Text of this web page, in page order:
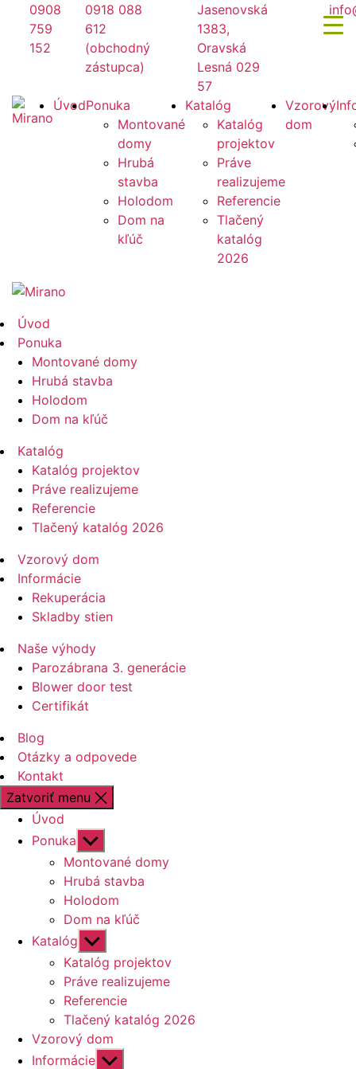
Preskočiť
obsah
0908
759
152
0918 088
612
(obchodný
zástupca)
Jasenovská
1383,
Oravská
Lesná 029
57
Mirano
ÚvodPonuka
Montované
domy
Hrubá
stavba
Holodom
Dom na
kľúč
Katalóg
Katalóg
projektov
Práve
realizujeme
Referencie
Tlačený
katalóg
2026
Vzorový
dom
Úvod
Ponuka
Montované domy
Hrubá stavba
Holodom
Dom na kľúč
Katalóg
Katalóg projektov
Práve realizujeme
Referencie
Tlačený katalóg 2026
Vzorový dom
Informácie
Rekuperácia
Skladby stien
Naše výhody
Parozábrana 3. generácie
Blower door test
Certifikát
Blog
Otázky a odpovede
Kontakt
Zatvoriť menu
Úvod
Ponuka Zobraziť
druhú
úroveň
navigácie
Montované domy
Hrubá stavba
Holodom
Dom na kľúč
Katalóg Zobraziť
druhú
úroveň
navigácie
Katalóg projektov
Práve realizujeme
Referencie
Tlačený katalóg 2026
Vzorový dom
Informácie Zobraziť